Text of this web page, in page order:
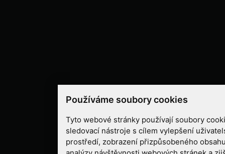
Používáme soubory cookies
Tyto webové stránky používají soubory
sledovací nástroje s cílem vylepšení
prostředí, zobrazení přizpůsobeného